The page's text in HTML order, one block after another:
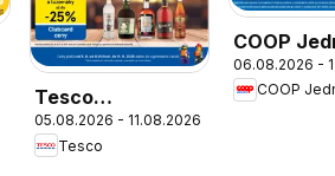
Tesco
Hypermarket -
leták
05.08.2026 - 11.08.2026
Tesco
COOP
leták
06.08.2026 -
COOP